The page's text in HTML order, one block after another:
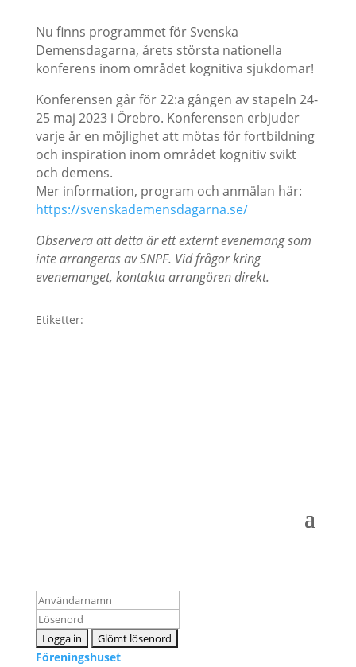
Nu finns programmet för Svenska
Demensdagarna, årets största nationella
konferens inom området kognitiva sjukdomar!
Konferensen går för 22:a gången av stapeln 24-
25 maj 2023 i Örebro. Konferensen erbjuder
varje år en möjlighet att mötas för fortbildning
och inspiration inom området kognitiv svikt
och demens.
Mer information, program och anmälan här:
https://svenskademensdagarna.se/
Observera att detta är ett externt evenemang som
inte arrangeras av SNPF. Vid frågor kring
evenemanget, kontakta arrangören direkt.
Etiketter:
Föreningshuset